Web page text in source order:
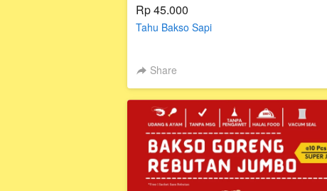
Rp 45.000
Tahu Bakso Sapi
Share